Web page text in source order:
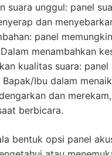
suara unggul: panel
dan
panel
menambahkan
kualitas suara: panel
Bapak/Ibu dalam
dan
berbicara.
bentuk opsi panel